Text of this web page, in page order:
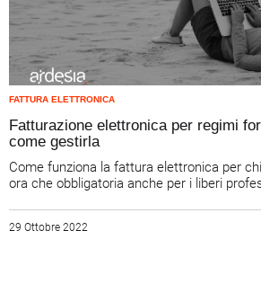
FATTURA ELETTRONICA
Fatturazione elettronica per regimi
come gestirla
Come funziona la fattura elettronica per
ora che obbligatoria anche per i liberi
29 Ottobre 2022